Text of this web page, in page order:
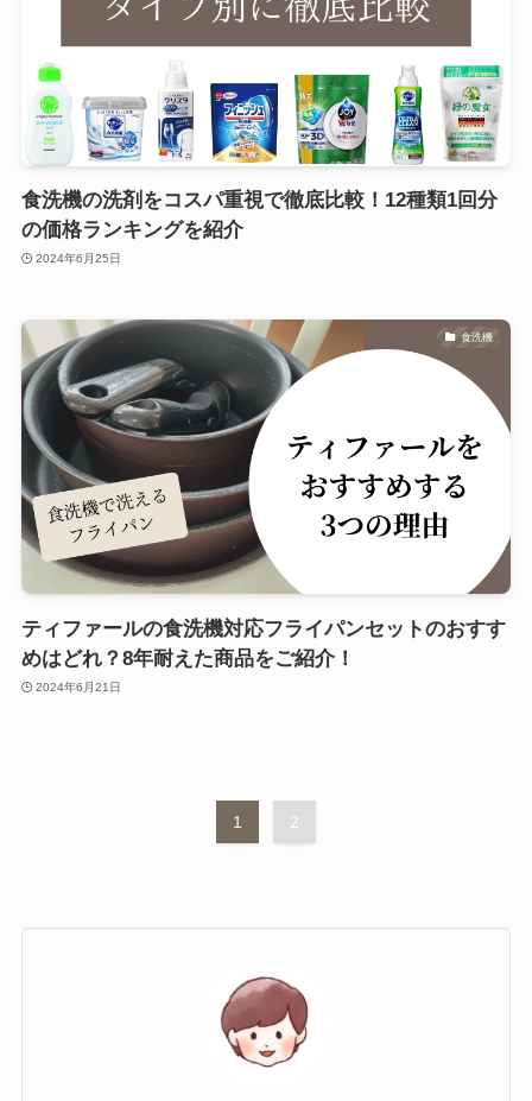
食洗機の洗剤をコスパ重視で徹底比較！12種類1回分
の価格ランキングを紹介
2024年6月25日
食洗機
ティファールの食洗機対応フライパンセットのおすす
めはどれ？8年耐えた商品をご紹介！
2024年6月21日
1 2